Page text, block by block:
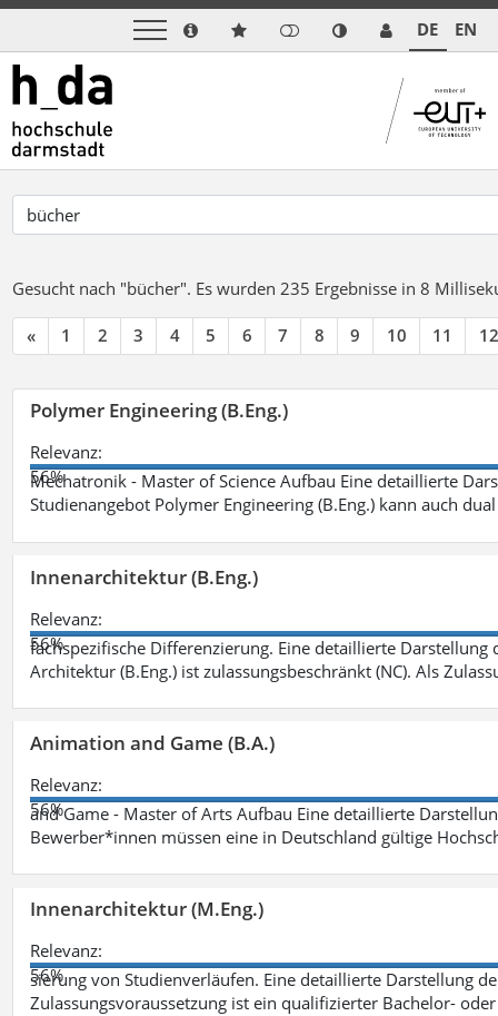
DE EN
Gesucht nach "bücher". Es wurden 235 Ergebnisse in 8
« 1 2 3 4 5 6 7 8 9 10 11 12
Polymer Engineering (B.Eng.)
Relevanz:
56%
Mechatronik - Master of Science Aufbau Eine detaillierte
Studienangebot Polymer Engineering (B.Eng.) kann auch
Innenarchitektur (B.Eng.)
Relevanz:
56%
fachspezifische Differenzierung. Eine detaillierte
Architektur (B.Eng.) ist zulassungsbeschränkt (NC). Als
Animation and Game (B.A.)
Relevanz:
56%
and Game - Master of Arts Aufbau Eine detaillierte
Bewerber*innen müssen eine in Deutschland gültige
Innenarchitektur (M.Eng.)
Relevanz:
56%
sierung von Studienverläufen. Eine detaillierte Darstellung
Zulassungsvoraussetzung ist ein qualifizierter Bachelor-